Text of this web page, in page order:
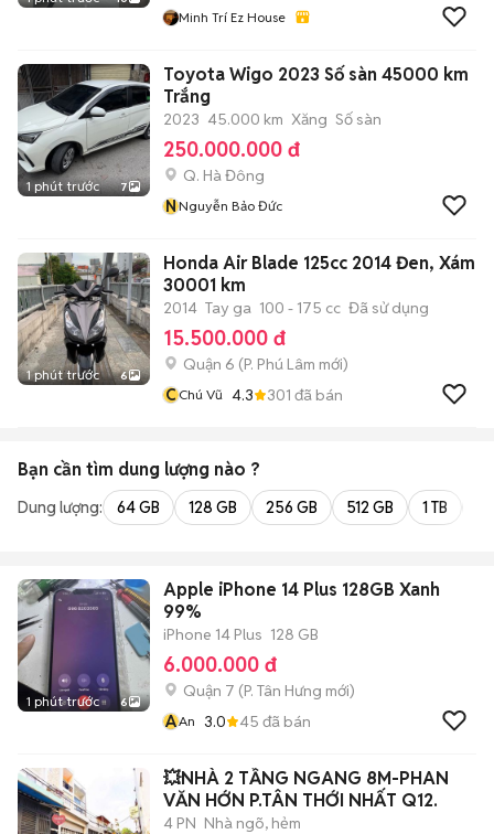
Minh Trí Ez House
1 phút trước 7
Toyota Wigo 2023 Số sàn 45000 km
Trắng
2023 45.000 km Xăng Số sàn
250.000.000 đ
Q. Hà Đông
NNguyễn Bảo Đức
1 phút trước 6
Honda Air Blade 125cc 2014 Đen, Xám
30001 km
2014 Tay ga 100 - 175 cc Đã sử dụng
15.500.000 đ
Quận 6 (P. Phú Lâm mới)
CChú Vũ 4.3 301 đã bán
Bạn cần tìm dung lượng nào ?
Dung lượng: 64 GB 128 GB 256 GB 512 GB 1 TB
1 phút trước 6
Apple iPhone 14 Plus 128GB Xanh
99%
iPhone 14 Plus 128 GB
6.000.000 đ
Quận 7 (P. Tân Hưng mới)
AAn 3.0 45 đã bán
💥NHÀ 2 TẦNG NGANG 8M-PHAN
VĂN HỚN P.TÂN THỚI NHẤT Q12.
4 PN Nhà ngõ, hẻm